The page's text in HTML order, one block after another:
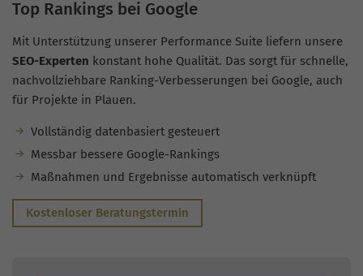
Top Rankings bei Google
Mit Unterstützung unserer Performance Suite liefern unsere
SEO-Experten konstant hohe Qualität. Das sorgt für schnelle,
nachvollziehbare Ranking-Verbesserungen bei Google, auch
für Projekte in Plauen.
Vollständig datenbasiert gesteuert
Messbar bessere Google-Rankings
Maßnahmen und Ergebnisse automatisch verknüpft
Kostenloser Beratungstermin